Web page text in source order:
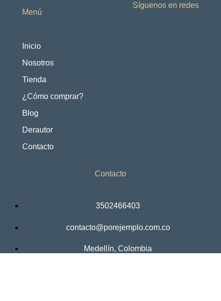
Menú
Inicio
Nosotros
Tienda
¿Cómo comprar?
Blog
Derautor
Contacto
Síguenos en redes
Contacto
3502466403
contacto@porejemplo.com.co
Medellín, Colombia